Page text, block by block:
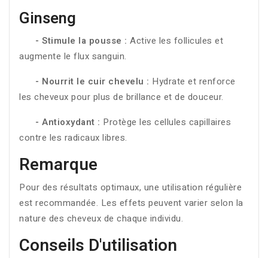
Ginseng
- Stimule la pousse : Active les follicules et
augmente le flux sanguin.
- Nourrit le cuir chevelu : Hydrate et renforce
les cheveux pour plus de brillance et de douceur.
- Antioxydant : Protège les cellules capillaires
contre les radicaux libres.
Remarque
Pour des résultats optimaux, une utilisation régulière
est recommandée. Les effets peuvent varier selon la
nature des cheveux de chaque individu.
Conseils D'utilisation